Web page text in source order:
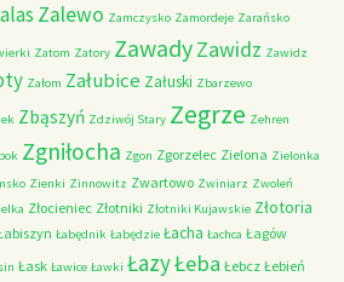
Zalewo Zamczysko Zamordeje Zarańsko
Zatom Zatory ZawadyZawidz Zawidz
Załom Załubice Załuski Zbarzewo
Zbąszyń Zdziwój Stary Zegrze Zehren
Zgniłocha Zgon Zgorzelec Zielona Zielonka
Zienki Zinnowitz Zwartowo Zwiniarz Zwoleń
Złocieniec Złotniki Złotniki Kujawskie Złotoria
Łabędnik Łabędzie Łacha Łachca Łagów
Łask Ławice Ławki ŁazyŁeba Łebcz Łebień